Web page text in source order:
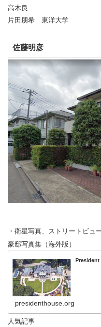
高木良
片田朋希 東洋大学
佐藤明彦
・衛星写真、ストリートビュ
豪邸写真集（海外版）
President
presidenthouse.org
人気記事